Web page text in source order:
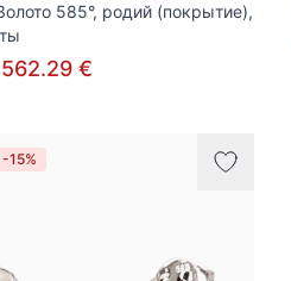
585°, родий (покрытие),
562.29 €
15%